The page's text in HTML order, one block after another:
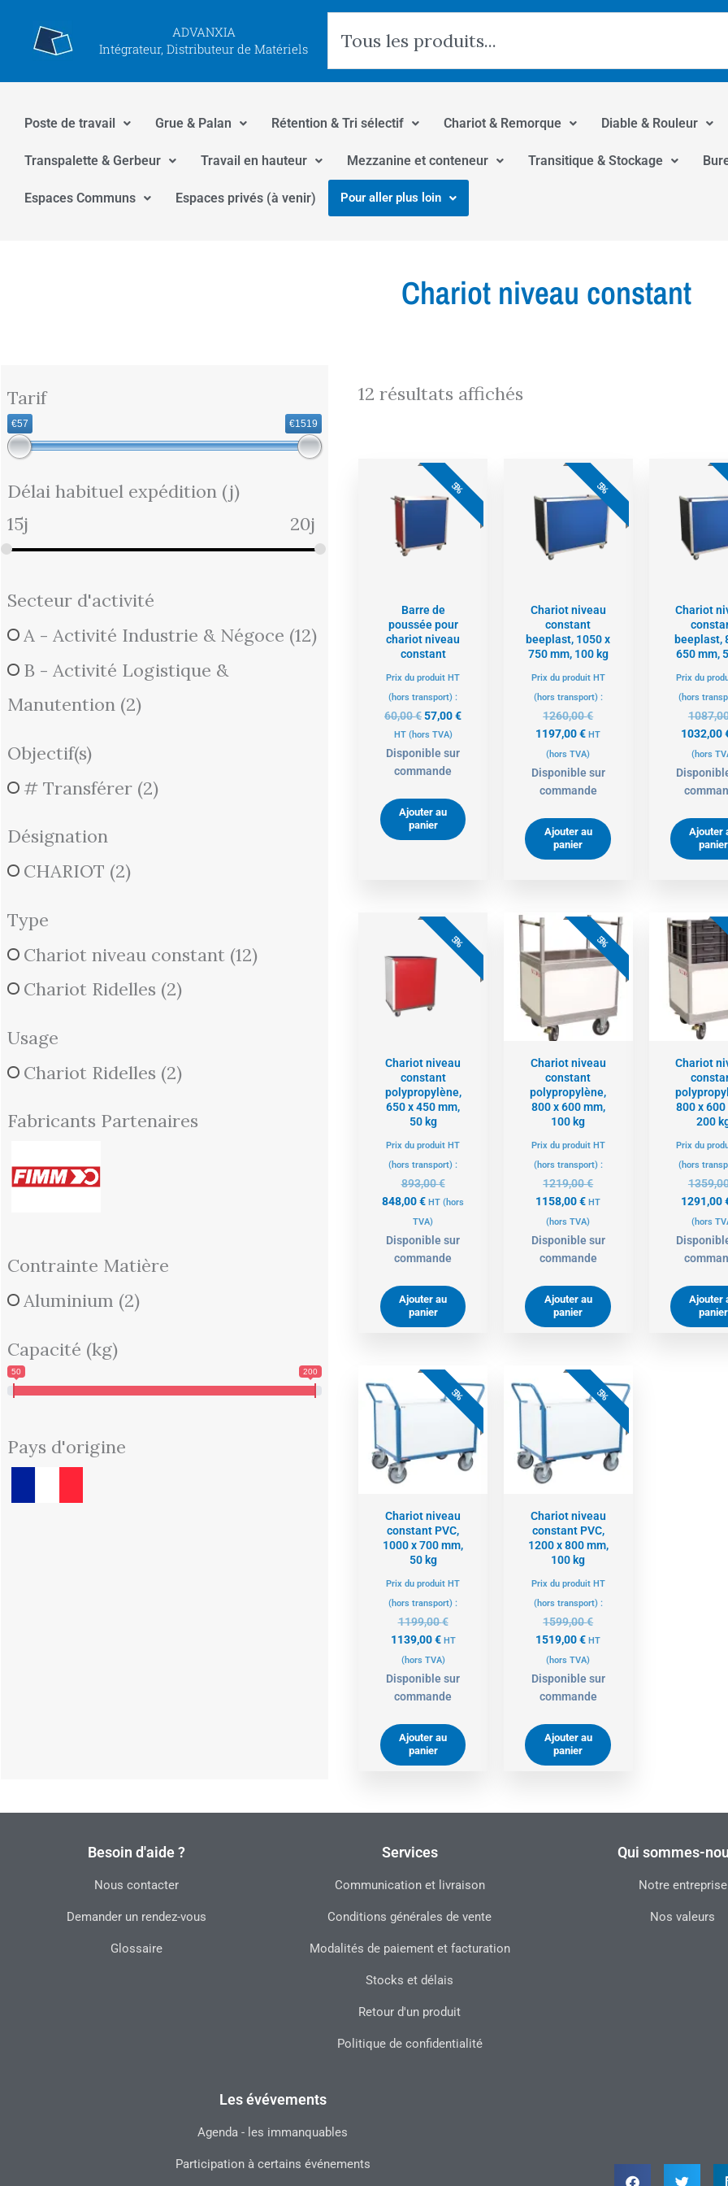
contenu
ADVANXIA
Intégrateur, Distributeur de Matériels
Poste de travail Grue & Palan Rétention & Tri sélectif Chariot & Remorque Diable & Rouleur
Transpalette & Gerbeur Travail en hauteur Mezzanine et conteneur Transitique & Stockage
Espaces Communs Espaces privés (à venir) Pour aller plus loin
Chariot niveau constant
Tarif
€57 €1519
Délai habituel expédition (j)
15j
20j
Secteur d'activité
A - Activité Industrie & Négoce (12)
B - Activité Logistique &
Manutention (2)
Objectif(s)
# Transférer (2)
Désignation
CHARIOT (2)
Type
Chariot niveau constant (12)
Chariot Ridelles (2)
Usage
Chariot Ridelles (2)
Fabricants Partenaires
Contrainte Matière
Aluminium (2)
Capacité (kg)
50 200
Pays d'origine
12 résultats affichés
5%
Barre de
poussée pour
chariot niveau
constant
Prix du produit HT
(hors transport) :
60,00€
Le
prix
initial
était :
60,00 €.
57,00€
prix
actuel
est :
HT (hors TVA)
Disponible sur
commande
Ajouter au
panier
5%
Chariot niveau
constant
beeplast, 1050 x
750 mm, 100 kg
Prix du produit HT
(hors transport) :
1260,00€
Le
prix
initial
était :
1260,00 €.
1197,00€
Le
prix
actuel
est :
1197,00 €.
HT
(hors TVA)
Disponible sur
commande
Ajouter au
panier
Chariot
beeplast,
650 mm,
Prix du
(hors
1032,00
(hors
Ajouter
panier
5%
Chariot niveau
constant
polypropylène,
650 x 450 mm,
50 kg
Prix du produit HT
(hors transport) :
893,00€
Le
prix
initial
était :
848,00€
Le
prix
actuel
est :
848,00 €.
HT (hors
TVA)
Disponible sur
commande
Ajouter au
panier
5%
Chariot niveau
constant
polypropylène,
800 x 600 mm,
100 kg
Prix du produit HT
(hors transport) :
1219,00€
Le
prix
initial
était :
1219,00 €.
1158,00€
Le
prix
actuel
1158,00 €.
HT
(hors TVA)
Disponible sur
commande
Ajouter au
panier
Chariot
800 x 600
200
Prix du
(hors
1291,00
(hors
Ajouter
panier
5%
Chariot niveau
constant PVC,
1000 x 700 mm,
50 kg
Prix du produit HT
(hors transport) :
1199,00€
Le
prix
initial
était :
1199,00 €.
1139,00€
Le
prix
actuel
1139,00 €.
HT
(hors TVA)
Disponible sur
commande
Ajouter au
panier
5%
Chariot niveau
constant PVC,
1200 x 800 mm,
100 kg
Prix du produit HT
(hors transport) :
1599,00€
Le
prix
initial
était :
1599,00 €.
1519,00€
Le
prix
actuel
1519,00 €.
HT
(hors TVA)
Disponible sur
commande
Ajouter au
panier
Besoin d'aide ?
Nous contacter
Demander un rendez-vous
Glossaire
Services
Communication et livraison
Conditions générales de vente
Modalités de paiement et facturation
Stocks et délais
Retour d'un produit
Politique de confidentialité
Qui sommes-
Notre entreprise
Nos valeurs
Les évévements
Agenda - les immanquables
Participation à certains événements